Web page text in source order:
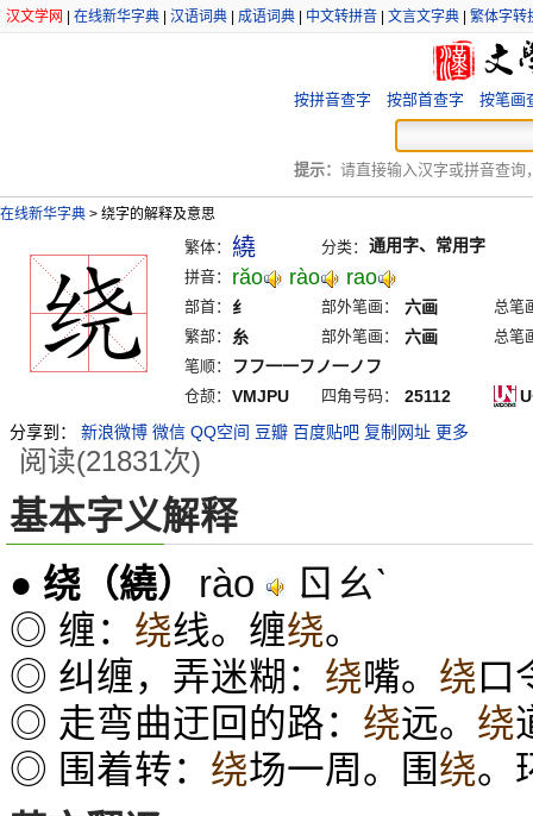
汉文学网 在线新华字典 汉语词典 成语词典 中文转拼音 文言文字典 繁体字转
按拼音查字 按部首查字 按笔画
提示： 请直接输入汉字或拼音查询
在线新华字典 > 绕字的解释及意思
繁体： 繞 分类： 通用字、常用字
拼音： răo rào rao
部首： 纟 部外笔画： 六画
总笔
繁部：
糸 部外笔画： 六画
总笔
笔顺：
フフ一一フノ一ノフ
仓颉： VMJPU 四角号码： 25112
分享到：
新浪微博 微信 QQ空间 豆瓣 百度贴吧 复制网址 更多
阅读(21831次)
基本字义解释
● 绕 （繞） rào ㄖㄠˋ
◎ 缠： 绕线。缠绕。
◎ 纠缠，弄迷糊： 绕嘴。 绕口
◎ 走弯曲迂回的路： 绕远。 绕
◎ 围着转： 绕场一周。围 绕。